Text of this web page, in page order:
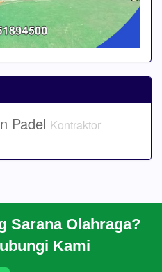
Sarana Olahraga?
Kami
Padel Kontraktor